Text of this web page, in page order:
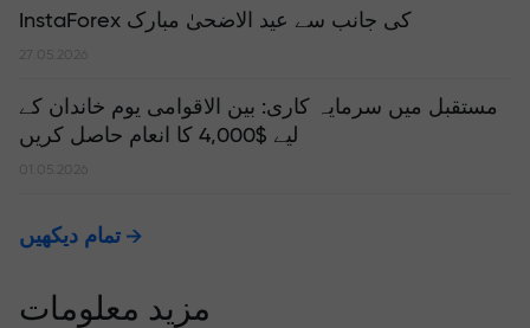
InstaForex کی جانب سے عید الاضحیٰ مبارک
27.05.2026
مستقبل میں سرمایہ کاری: بین الاقوامی یوم خاندان کے
لیے $4,000 کا انعام حاصل کریں
01.05.2026
تمام دیکھیں
مزید معلومات